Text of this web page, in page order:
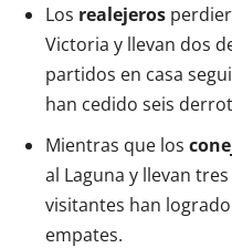
Los realejeros
Victoria y llevan dos
partidos en casa
han cedido seis
Mientras que los
al Laguna y llevan
visitantes han
empates.